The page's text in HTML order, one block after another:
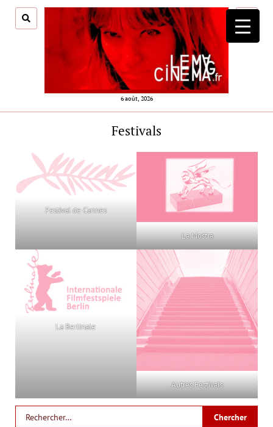
6 août, 2026
menu
Festivals
Festival de Cannes
La Mostra
La Berlinale
Autres Festivals